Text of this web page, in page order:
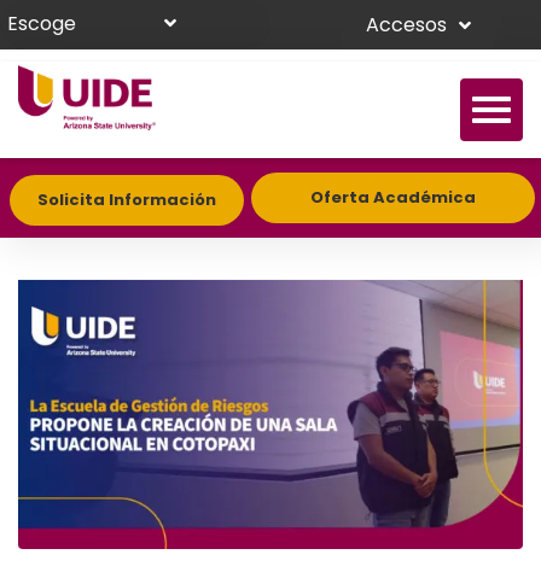
Escoge Accesos
Solicita Información Oferta Académica